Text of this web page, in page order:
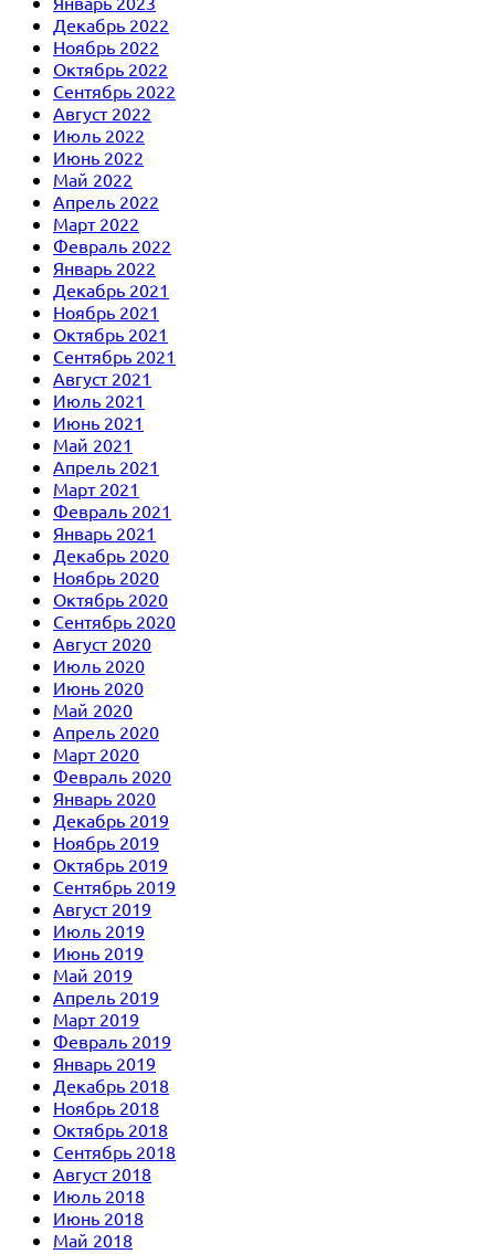
Декабрь 2022
Ноябрь 2022
Октябрь 2022
Сентябрь 2022
Август 2022
Июль 2022
Июнь 2022
Май 2022
Апрель 2022
Март 2022
Февраль 2022
Январь 2022
Декабрь 2021
Ноябрь 2021
Октябрь 2021
Сентябрь 2021
Август 2021
Июль 2021
Июнь 2021
Май 2021
Апрель 2021
Март 2021
Февраль 2021
Январь 2021
Декабрь 2020
Ноябрь 2020
Октябрь 2020
Сентябрь 2020
Август 2020
Июль 2020
Июнь 2020
Май 2020
Апрель 2020
Март 2020
Февраль 2020
Январь 2020
Декабрь 2019
Ноябрь 2019
Октябрь 2019
Сентябрь 2019
Август 2019
Июль 2019
Июнь 2019
Май 2019
Апрель 2019
Март 2019
Февраль 2019
Январь 2019
Декабрь 2018
Ноябрь 2018
Октябрь 2018
Сентябрь 2018
Август 2018
Июль 2018
Июнь 2018
Май 2018